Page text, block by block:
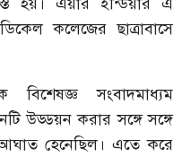
কলেজের ছাত্রাবাসে
সংবাদমাধ্যম
উড্ডয়ন করার সঙ্গে সঙ্গে
হেনেছিল। এতে করে